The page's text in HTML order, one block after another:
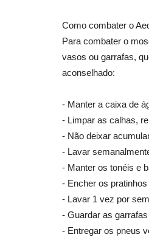
Como combater o
Para combater o
vasos ou garrafas,
aconselhado:
- Manter a caixa de
- Limpar as calhas,
- Não deixar
- Lavar
- Manter os tonéis e
- Encher os
- Lavar 1 vez por
- Guardar as
- Entregar os pneus